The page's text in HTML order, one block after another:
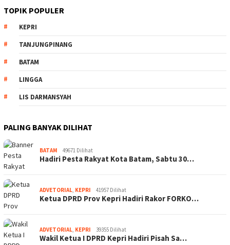
TOPIK POPULER
KEPRI
TANJUNGPINANG
BATAM
LINGGA
LIS DARMANSYAH
PALING BANYAK DILIHAT
BATAM 49671 Dilihat
Hadiri Pesta Rakyat Kota Batam, Sabtu 30…
ADVETORIAL, KEPRI 41957 Dilihat
Ketua DPRD Prov Kepri Hadiri Rakor FORKO…
ADVETORIAL, KEPRI 39355 Dilihat
Wakil Ketua I DPRD Kepri Hadiri Pisah Sa…